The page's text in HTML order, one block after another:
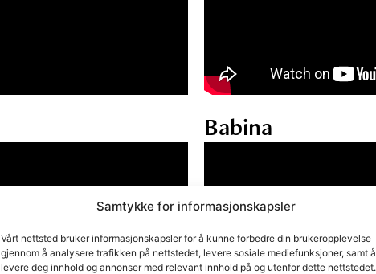
Samtykke for informasjonskapsler
Vårt nettsted bruker informasjonskapsler for å kunne forbedre din brukeropplevelse
gjennom å analysere trafikken på nettstedet, levere sosiale mediefunksjoner, samt å
levere deg innhold og annonser med relevant innhold på og utenfor dette nettstedet.
Babina